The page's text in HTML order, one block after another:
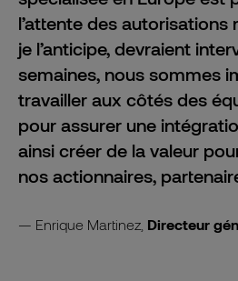
l’attente des autorisations
je l’anticipe, devraient
semaines, nous sommes
travailler aux côtés des
pour assurer une
ainsi créer de la valeur
nos actionnaires,
Enrique Martinez, Directeur